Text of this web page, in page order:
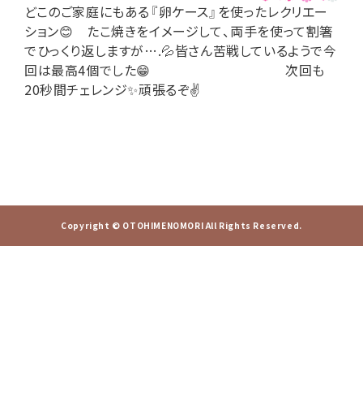
どこのご家庭にもある 『卵ケース』を使ったレクリエー
ション😊 たこ焼きをイメージして、両手を使って割箸
でひっくり返しますが….💦皆さん苦戦しているようで今
回は最高4個でした😁 次回も
20秒間チェレンジ✨頑張るぞ✌️
Copyright © OTOHIMENOMORI All Rights Reserved.